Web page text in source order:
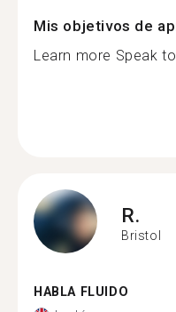
Mis objetivos de
Learn more Speak
R.
Bristol
HABLA FLUIDO